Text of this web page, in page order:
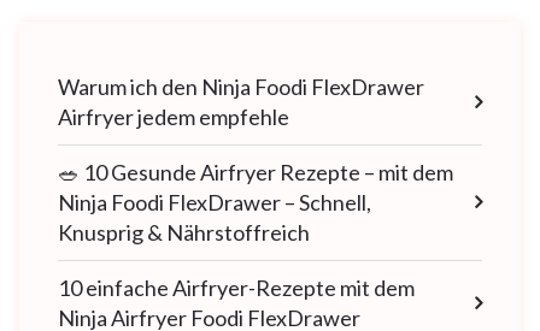
Warum ich den Ninja Foodi FlexDrawer
Airfryer jedem empfehle
🥗 10 Gesunde Airfryer Rezepte – mit dem
Ninja Foodi FlexDrawer – Schnell,
Knusprig & Nährstoffreich
10 einfache Airfryer-Rezepte mit dem
Ninja Airfryer Foodi FlexDrawer